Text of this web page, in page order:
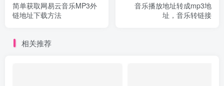
简单获取网易云音乐MP3外
链地址下载方法
音乐播放地址转成mp3地
址，音乐转链接
相关推荐